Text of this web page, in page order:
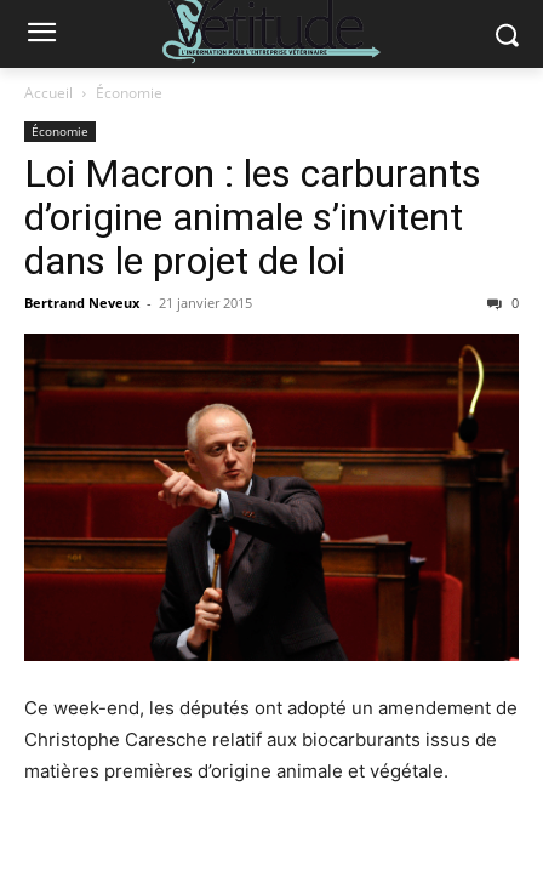
Accueil Économie
Économie
Loi Macron : les carburants
d’origine animale s’invitent
dans le projet de loi
Bertrand Neveux - 21 janvier 2015 0
Ce week-end, les députés ont adopté un amendement de
Christophe Caresche relatif aux biocarburants issus de
matières premières d’origine animale et végétale.